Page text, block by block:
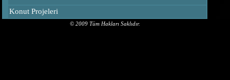
Konut Projeleri
© 2009 Tüm Hakları Saklıdır.